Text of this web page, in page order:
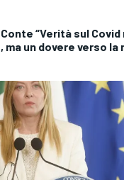
“Verità sul Covid
un dovere verso la